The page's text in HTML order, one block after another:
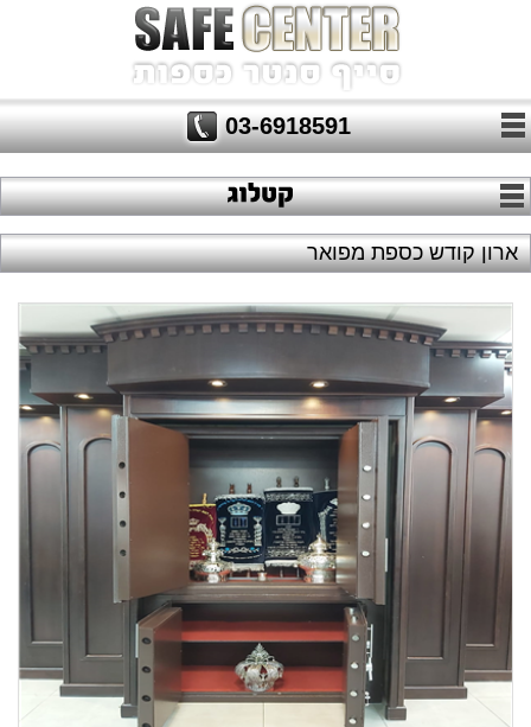
03-6918591
ארון קודש כספת מפואר